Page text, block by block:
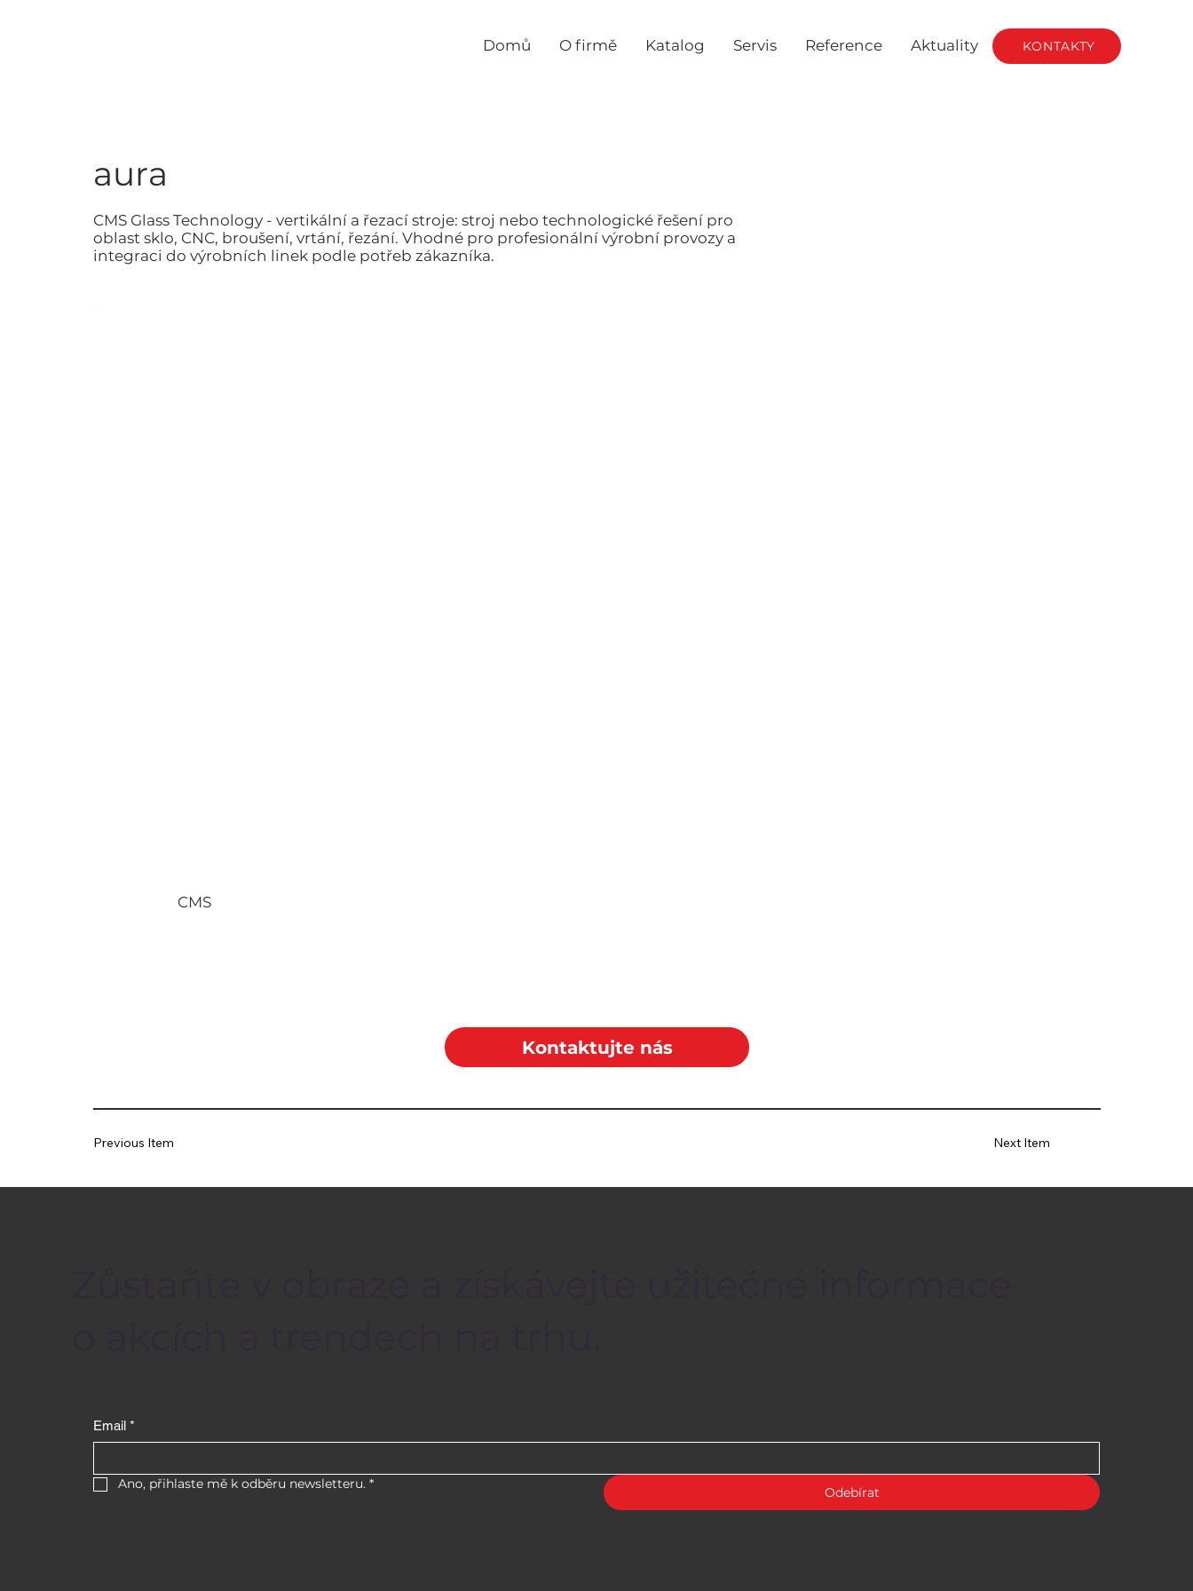
Domů O firmě Katalog Servis Reference Aktuality KONTAKTY
aura
CMS Glass Technology - vertikální a řezací stroje: stroj nebo technologické řešení pro
oblast sklo, CNC, broušení, vrtání, řezání. Vhodné pro profesionální výrobní provozy a
integraci do výrobních linek podle potřeb zákazníka.
CMS
Kontaktujte nás
Previous Item Next Item
Email *
Ano, přihlaste mě k odběru newsletteru. *
Odebírat